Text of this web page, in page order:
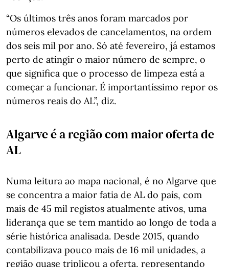
“Os últimos três anos foram marcados por
números elevados de cancelamentos, na ordem
dos seis mil por ano. Só até fevereiro, já estamos
perto de atingir o maior número de sempre, o
que significa que o processo de limpeza está a
começar a funcionar. É importantíssimo repor os
números reais do AL”, diz.
Algarve é a região com maior oferta de
AL
Numa leitura ao mapa nacional, é no Algarve que
se concentra a maior fatia de AL do país, com
mais de 45 mil registos atualmente ativos, uma
liderança que se tem mantido ao longo de toda a
série histórica analisada. Desde 2015, quando
contabilizava pouco mais de 16 mil unidades, a
região quase triplicou a oferta, representando